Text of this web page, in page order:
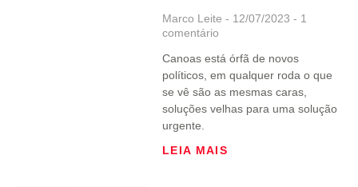
Marco Leite 12/07/2023
1
comentário
Canoas está órfã de novos
políticos, em qualquer roda o que
se vê são as mesmas caras,
soluções velhas para uma solução
urgente.
LEIA MAIS